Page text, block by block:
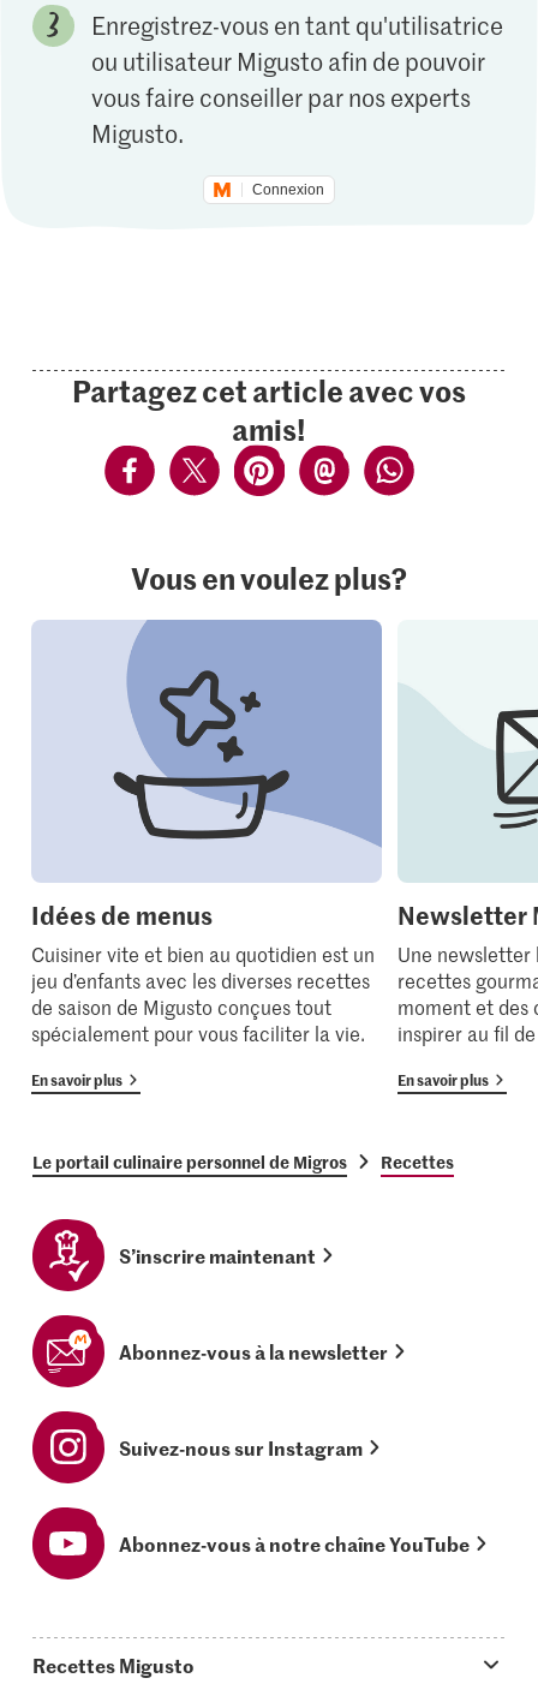
Enregistrez-vous en tant qu'utilisatrice
ou utilisateur Migusto afin de pouvoir
vous faire conseiller par nos experts
Migusto.
Connexion
Partagez cet article avec vos
amis!
Vous en voulez plus?
Idées de menus
Cuisiner vite et bien au quotidien est un
jeu d’enfants avec les diverses recettes
de saison de Migusto conçues tout
spécialement pour vous faciliter la vie.
En savoir plus
Newsletter
Une newsletter
recettes
moment et des
inspirer au fil
En savoir plus
Le portail culinaire personnel de Migros Recettes
S’inscrire maintenant
Abonnez-vous à la newsletter
Suivez-nous sur Instagram
Abonnez-vous à notre chaîne YouTube
Recettes Migusto